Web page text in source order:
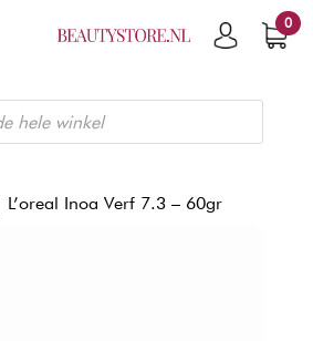
0
L’oreal Inoa Verf 7.3 – 60gr